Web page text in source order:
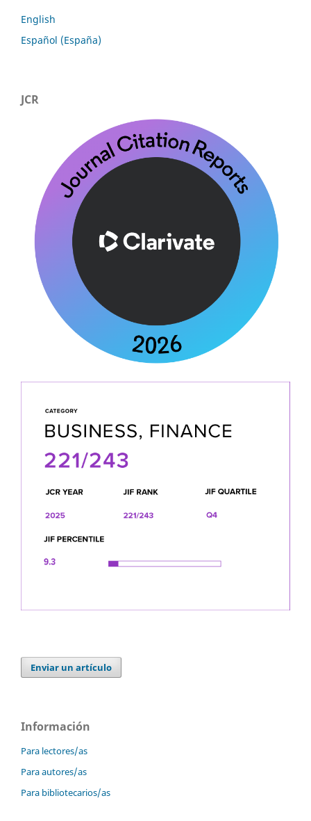
English
Español (España)
JCR
Enviar un artículo
Información
Para lectores/as
Para autores/as
Para bibliotecarios/as